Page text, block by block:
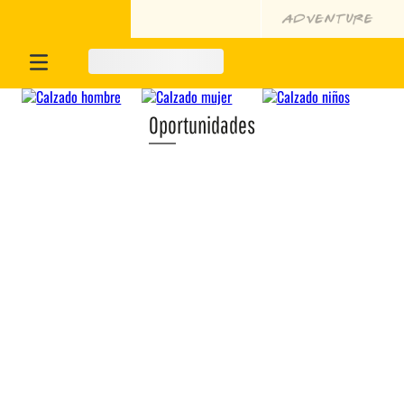
Oportunidades